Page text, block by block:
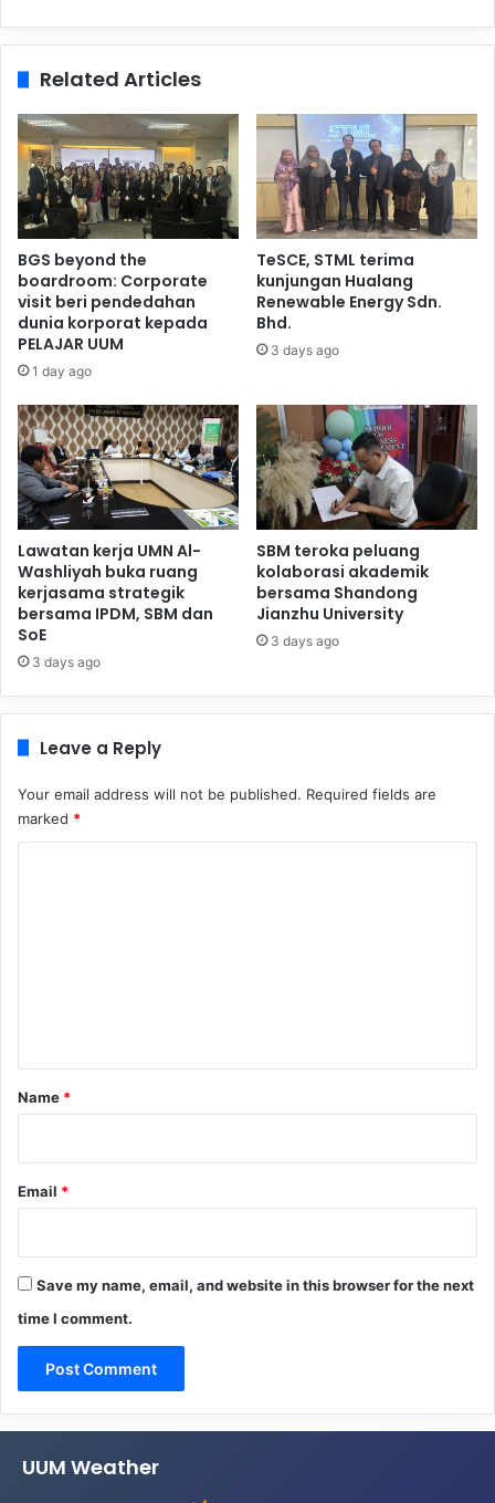
Related Articles
BGS beyond the
boardroom: Corporate
visit beri pendedahan
dunia korporat kepada
PELAJAR UUM
1 day ago
TeSCE, STML terima
kunjungan Hualang
Renewable Energy Sdn.
Bhd.
3 days ago
Lawatan kerja UMN Al-
Washliyah buka ruang
kerjasama strategik
bersama IPDM, SBM dan
SoE
3 days ago
SBM teroka peluang
kolaborasi akademik
bersama Shandong
Jianzhu University
3 days ago
Leave a Reply
Your email address will not be published. Required fields are
marked *
*
Name *
Email *
Save my name, email, and website in this browser for the next
time I comment.
UUM Weather